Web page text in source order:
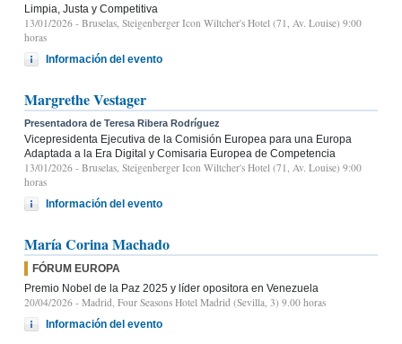
Limpia, Justa y Competitiva
13/01/2026 - Bruselas, Steigenberger Icon Wiltcher's Hotel (71, Av. Louise) 9:00
horas
Información del evento
Margrethe Vestager
Presentadora de Teresa Ribera Rodríguez
Vicepresidenta Ejecutiva de la Comisión Europea para una Europa
Adaptada a la Era Digital y Comisaria Europea de Competencia
13/01/2026 - Bruselas, Steigenberger Icon Wiltcher's Hotel (71, Av. Louise) 9:00
horas
Información del evento
María Corina Machado
FÓRUM EUROPA
Premio Nobel de la Paz 2025 y líder opositora en Venezuela
20/04/2026 - Madrid, Four Seasons Hotel Madrid (Sevilla, 3) 9.00 horas
Información del evento